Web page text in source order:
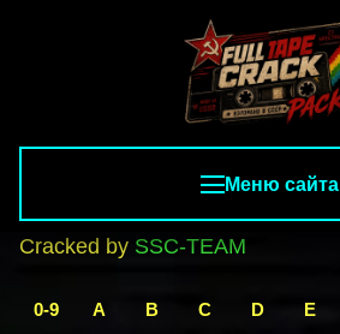
Меню сайта
Cracked by SSC-TEAM
0-9 A B C D E